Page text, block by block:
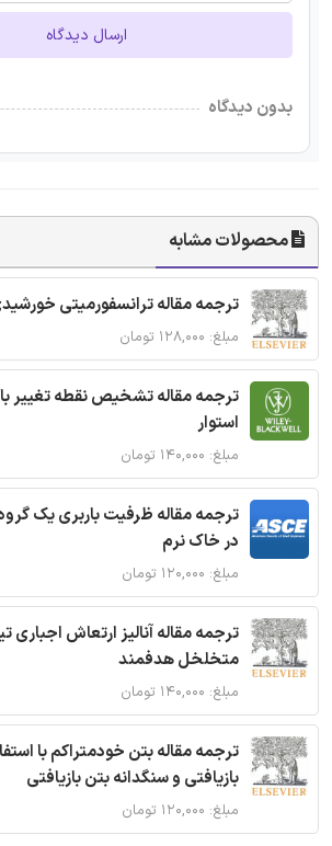
ارسال دیدگاه
بدون دیدگاه
محصولات مشابه
ترجمه مقاله ترانسفورمیتی
مبلغ: ۱۲۸,۰۰۰ تومان
ترجمه مقاله تشخیص نقطه تغییر
استوار
مبلغ: ۱۴۰,۰۰۰ تومان
ترجمه مقاله ظرفیت باربری یک
در خاک نرم
مبلغ: ۱۲۰,۰۰۰ تومان
ترجمه مقاله آنالیز ارتعاش اجباری
متخلخل هدفمند
مبلغ: ۱۴۰,۰۰۰ تومان
ترجمه مقاله بتن خودمتراکم با
بازیافتی و سنگدانه بتن بازیافتی
مبلغ: ۱۲۰,۰۰۰ تومان